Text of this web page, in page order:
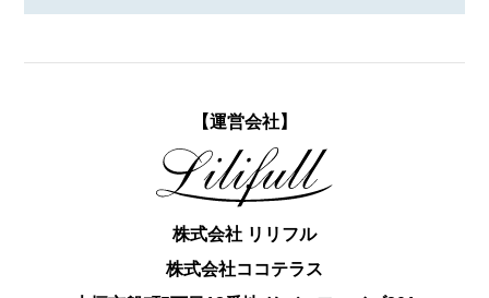
【運営会社】
株式会社 リリフル
株式会社ココテラス